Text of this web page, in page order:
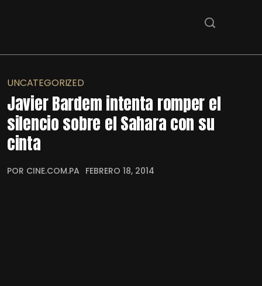
UNCATEGORIZED
Javier Bardem intenta romper el
silencio sobre el Sahara con su
cinta
POR CINE.COM.PA FEBRERO 18, 2014